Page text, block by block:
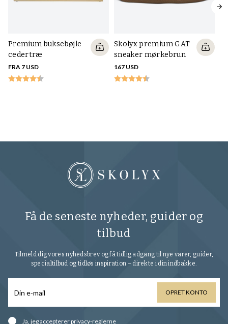
Premium buksebøjle
cedertræ
FRA 7 USD
Skolyx premium GAT
sneaker mørkebrun
167 USD
Få de seneste nyheder, guider og
tilbud
Tilmeld dig vores nyhedsbrev og få tidlig adgang til nye varer, guider,
specialtilbud og tidløs inspiration – direkte i din indbakke.
OPRET KONTO
Ja, jeg acceptererprivacy-reglerne